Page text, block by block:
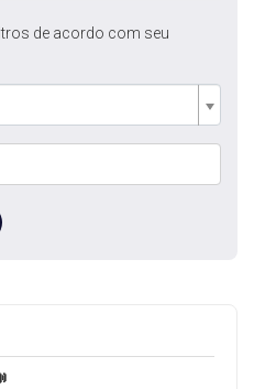
de acordo com seu